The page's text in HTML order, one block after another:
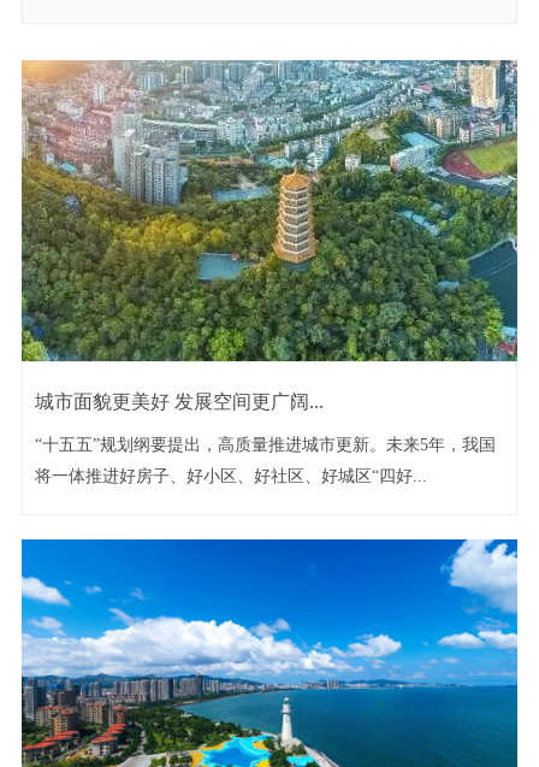
城市面貌更美好 发展空间更广阔...
“十五五”规划纲要提出，高质量推进城市更新。未来5年，我国
将一体推进好房子、好小区、好社区、好城区“四好...